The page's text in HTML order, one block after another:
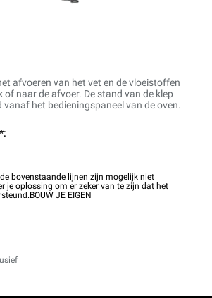
afvoeren van het vet en de vloeistoffen
of naar de afvoer. De stand van de klep
het bedieningspaneel van de oven.
bovenstaande lijnen zijn mogelijk niet
je oplossing om er zeker van te zijn dat het
BOUW JE EIGEN